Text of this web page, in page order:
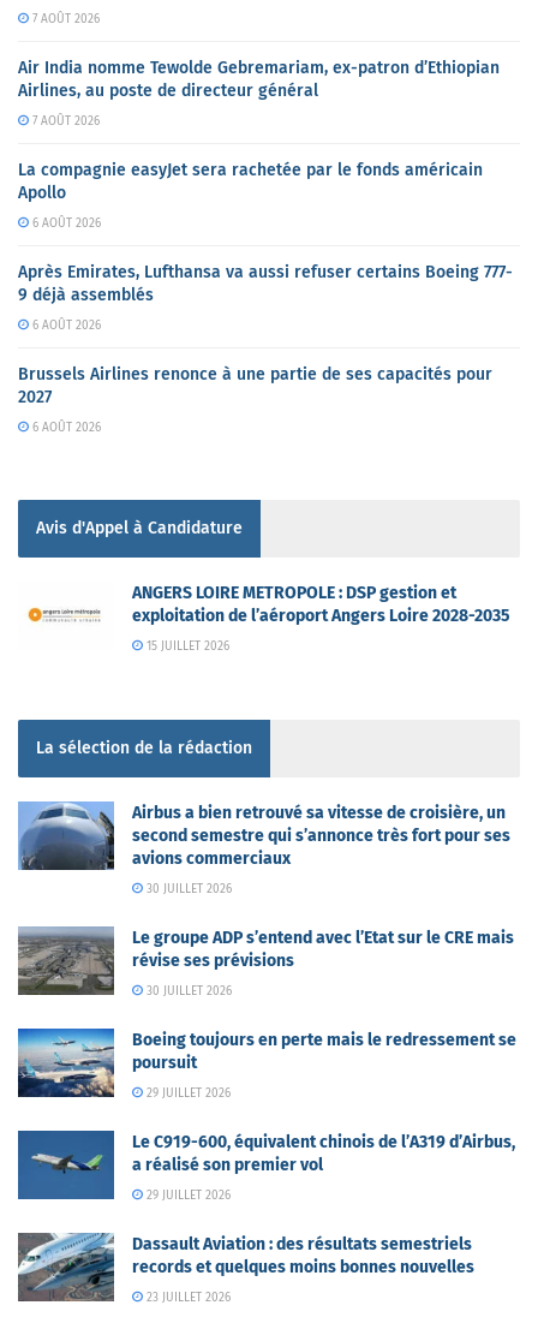
7 AOÛT 2026
Air India nomme Tewolde Gebremariam, ex-patron d’Ethiopian
Airlines, au poste de directeur général
7 AOÛT 2026
La compagnie easyJet sera rachetée par le fonds américain
Apollo
6 AOÛT 2026
Après Emirates, Lufthansa va aussi refuser certains Boeing 777-
9 déjà assemblés
6 AOÛT 2026
Brussels Airlines renonce à une partie de ses capacités pour
2027
6 AOÛT 2026
Avis d'Appel à Candidature
ANGERS LOIRE METROPOLE : DSP gestion et
exploitation de l’aéroport Angers Loire 2028-2035
15 JUILLET 2026
La sélection de la rédaction
Airbus a bien retrouvé sa vitesse de croisière, un
second semestre qui s’annonce très fort pour ses
avions commerciaux
30 JUILLET 2026
Le groupe ADP s’entend avec l’Etat sur le CRE mais
révise ses prévisions
30 JUILLET 2026
Boeing toujours en perte mais le redressement se
poursuit
29 JUILLET 2026
Le C919-600, équivalent chinois de l’A319 d’Airbus,
a réalisé son premier vol
29 JUILLET 2026
Dassault Aviation : des résultats semestriels
records et quelques moins bonnes nouvelles
23 JUILLET 2026